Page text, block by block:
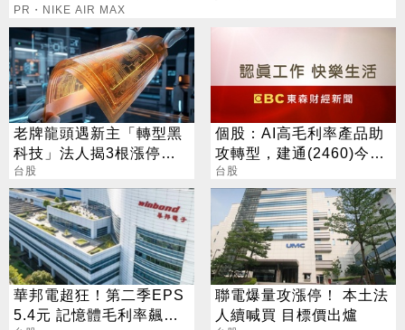
PR・NIKE AIR MAX
老牌龍頭遇新主「轉型黑
科技」法人揭3根漲停背
後秘辛
台股
個股：AI高毛利率產品助
攻轉型，建通(2460)今日
股價由黑翻紅，盤中亮燈
台股
華邦電超狂！第二季EPS
5.4元 記憶體毛利率飆至
聯電爆量攻漲停！ 本土法
人續喊買 目標價出爐